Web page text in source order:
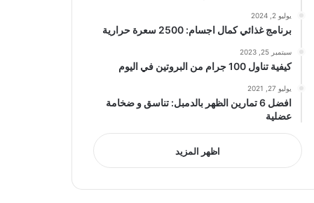
يوليو 2, 2024
برنامج غذائي كمال اجسام: 2500 سعرة حرارية
سبتمبر 25, 2023
كيفية تناول 100 جرام من البروتين في اليوم
يوليو 27, 2021
افضل 6 تمارين الظهر بالدمبل: تناسق و ضخامة
عضلية
اظهر المزيد